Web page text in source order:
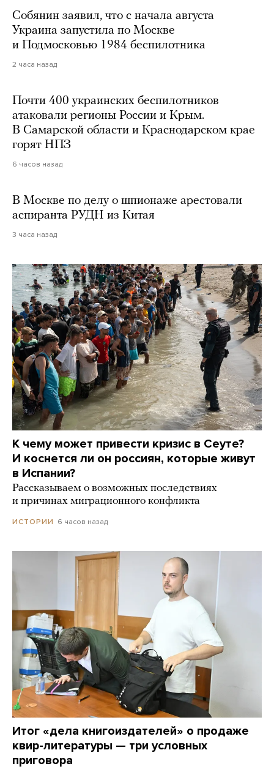
Собянин заявил, что с начала августа
Украина запустила по Москве
и Подмосковью 1984 беспилотника
2 часа назад
Почти 400 украинских беспилотников
атаковали регионы России и Крым.
В Самарской области и Краснодарском крае
горят НПЗ
6 часов назад
В Москве по делу о шпионаже арестовали
аспиранта РУДН из Китая
3 часа назад
К чему может привести кризис в Сеуте?
И коснется ли он россиян, которые живут
в Испании?
Рассказываем о возможных последствиях
и причинах миграционного конфликта
ИСТОРИИ 6 часов назад
Итог «дела книгоиздателей» о продаже
квир-литературы — три условных
приговора